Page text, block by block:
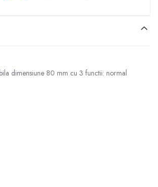
dimensiune 80 mm cu 3 functii: normal